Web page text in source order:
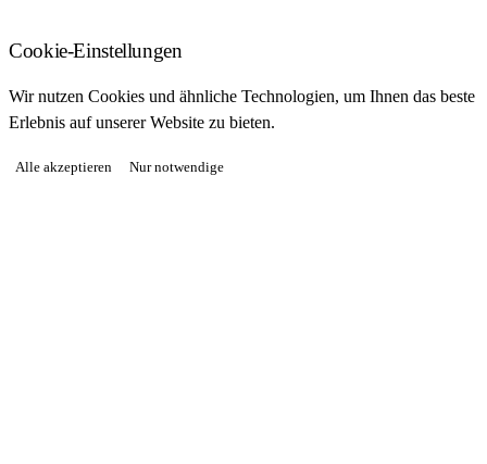
Cookie-Einstellungen
Wir nutzen Cookies und ähnliche Technologien, um Ihnen das beste
Erlebnis auf unserer Website zu bieten.
Alle akzeptieren Nur notwendige